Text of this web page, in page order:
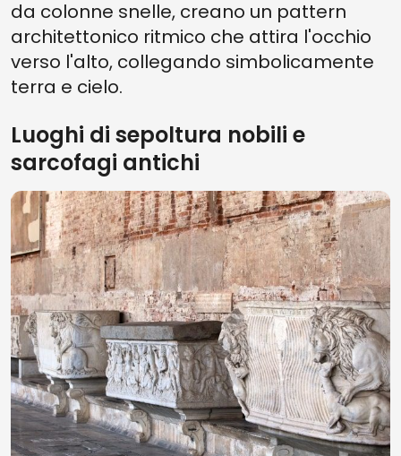
da colonne snelle, creano un pattern
architettonico ritmico che attira l'occhio
verso l'alto, collegando simbolicamente
terra e cielo.
Luoghi di sepoltura nobili e
sarcofagi antichi